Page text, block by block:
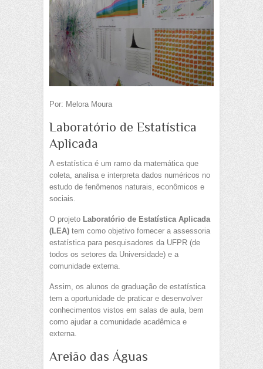
Por: Melora Moura
Laboratório de Estatística
Aplicada
A estatística é um ramo da matemática que
coleta, analisa e interpreta dados numéricos no
estudo de fenômenos naturais, econômicos e
sociais.
O projeto Laboratório de Estatística Aplicada
(LEA) tem como objetivo fornecer a assessoria
estatística para pesquisadores da UFPR (de
todos os setores da Universidade) e a
comunidade externa.
Assim, os alunos de graduação de estatística
tem a oportunidade de praticar e desenvolver
conhecimentos vistos em salas de aula, bem
como ajudar a comunidade acadêmica e
externa.
Areião das Águas